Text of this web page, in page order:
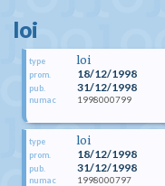
loi
type loi
prom. 18/12/1998
pub. 31/12/1998
numac 1998000799
type loi
prom. 18/12/1998
pub. 31/12/1998
numac 1998000797